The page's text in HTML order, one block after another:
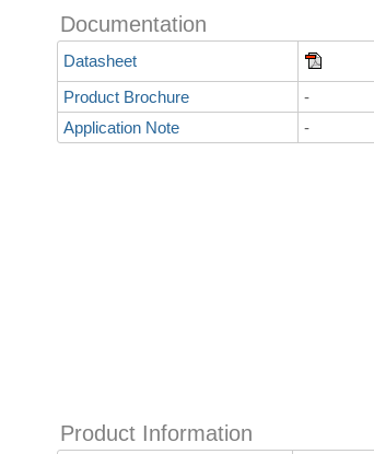
Documentation
Datasheet
Product Brochure
-
Application Note
-
Product Information